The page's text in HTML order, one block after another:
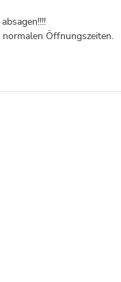
Öffnungszeiten.